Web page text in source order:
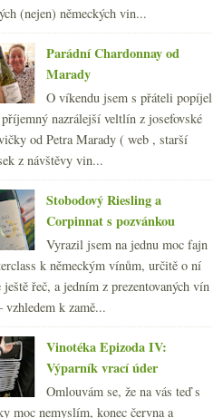
Autentikfest v Bokovce
(nejen) německých vin...
Parádní Chardonnay od
Marady
O víkendu jsem s přáteli popíjel
nazrálejší veltlín z josefovské
od Petra Marady ( web , starší
z návštěvy vin...
Stobodový Riesling a
Corpinnat s pozvánkou
Vyrazil jsem na jednu moc fajn
k německým vínům, určitě o ní
ještě řeč, a jedním z prezentovaných vín
vzhledem k zamě...
Vinotéka Epizoda IV:
Výparník vrací úder
Omlouvám se, že na vás teď s
moc nemyslím, konec června a